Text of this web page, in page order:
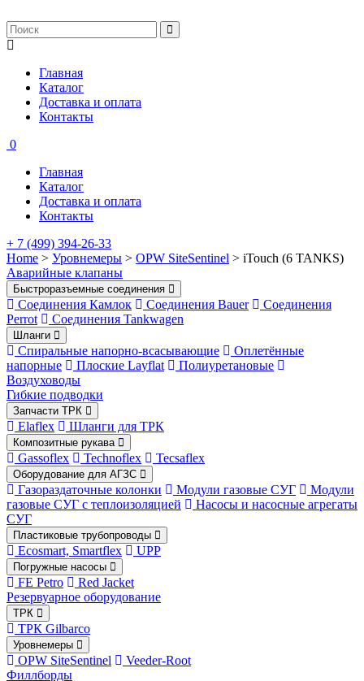
Главная
Каталог
Доставка и оплата
Контакты
0
Главная
Каталог
Доставка и оплата
Контакты
+ 7 (499) 394-26-33
Home > Уровнемеры > OPW SiteSentinel > iTouch (6 TANKS)
Аварийные клапаны
Быстроразъемные соединения
Соединения Камлок Соединения Bauer
Соединения
Perrot
Соединения Tankwagen
Шланги
Спиральные напорно-всасывающие
Оплетённые
напорные
Плоские Layflat
Полиуретановые
Воздуховоды
Гибкие подводки
Запчасти ТРК
Elaflex Шланги для ТРК
Композитные рукава
Gassoflex Technoflex Tecsaflex
Оборудование для АГЗС
Газораздаточные колонки Модули газовые СУГ
Модули
газовые СУГ с теплоизоляцией
Насосы и насосные агрегаты
СУГ
Пластиковые трубопроводы
Ecosmart, Smartflex UPP
Погружные насосы
FE Petro
Red Jacket
Резервуарное оборудование
ТРК
ТРК Gilbarco
Уровнемеры
OPW SiteSentinel
Veeder-Root
Филлборды